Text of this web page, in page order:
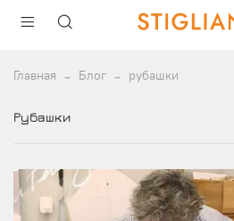
Главная Блог рубашки
рубашки